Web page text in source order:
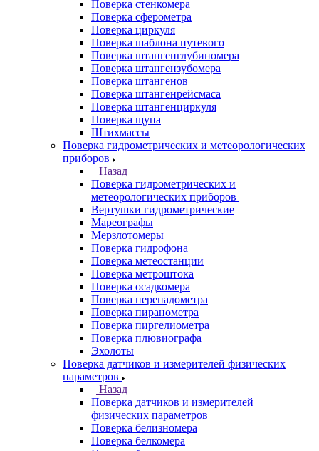
Поверка стенкомера
Поверка сферометра
Поверка циркуля
Поверка шаблона путевого
Поверка штангенглубиномера
Поверка штангензубомера
Поверка штангенов
Поверка штангенрейсмаса
Поверка штангенциркуля
Поверка щупа
Штихмассы
Поверка гидрометрических и метеорологических
приборов
Назад
Поверка гидрометрических и
метеорологических приборов
Вертушки гидрометрические
Мареографы
Мерзлотомеры
Поверка гидрофона
Поверка метеостанции
Поверка метроштока
Поверка осадкомера
Поверка перепадометра
Поверка пиранометра
Поверка пиргелиометра
Поверка плювиографа
Эхолоты
Поверка датчиков и измерителей физических
параметров
Назад
Поверка датчиков и измерителей
физических параметров
Поверка белизномера
Поверка белкомера